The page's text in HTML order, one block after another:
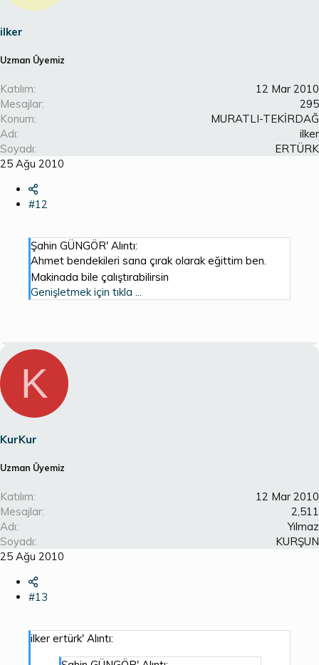
ilker
Uzman Üyemiz
Katılım
12 Mar 2010
Mesajlar
295
Konum
MURATLI-TEKİRDAĞ
Adı
ilker
Soyadı
ERTÜRK
25 Ağu 2010
#12
Şahin GÜNGÖR' Alıntı:
Ahmet bendekileri sana çırak olarak eğittim ben.
Makinada bile çalıştırabilirsin
Genişletmek için tıkla ...
K
KurKur
Uzman Üyemiz
Katılım
12 Mar 2010
Mesajlar
2,511
Adı
Yılmaz
Soyadı
KURŞUN
25 Ağu 2010
#13
ilker ertürk' Alıntı: